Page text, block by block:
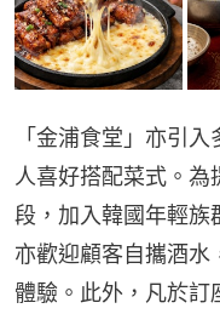
「金浦食堂」亦引
人喜好搭配菜式。
段，加入韓國年輕族
亦歡迎顧客自攜酒水
體驗。此外，凡於訂